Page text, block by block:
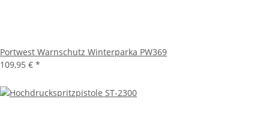
Portwest Warnschutz Winterparka PW369
109,95 € *